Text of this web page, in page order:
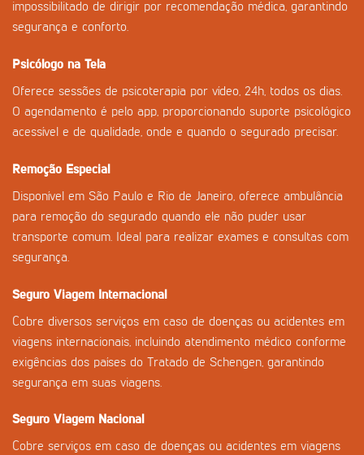
impossibilitado de dirigir por recomendação médica, garantindo
segurança e conforto.
Psicólogo na Tela
Oferece sessões de psicoterapia por vídeo, 24h, todos os dias.
O agendamento é pelo app, proporcionando suporte psicológico
acessível e de qualidade, onde e quando o segurado precisar.
Remoção Especial
Disponível em São Paulo e Rio de Janeiro, oferece ambulância
para remoção do segurado quando ele não puder usar
transporte comum. Ideal para realizar exames e consultas com
segurança.
Seguro Viagem Internacional
Cobre diversos serviços em caso de doenças ou acidentes em
viagens internacionais, incluindo atendimento médico conforme
exigências dos países do Tratado de Schengen, garantindo
segurança em suas viagens.
Seguro Viagem Nacional
Cobre serviços em caso de doenças ou acidentes em viagens